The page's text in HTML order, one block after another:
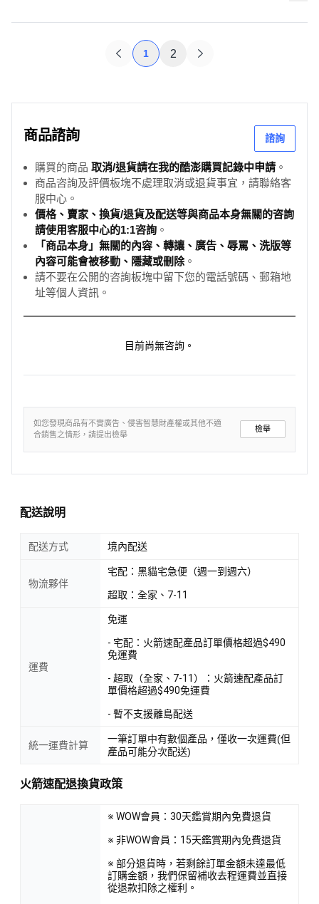
1 2
商品諮詢 諮詢
購買的商品 取消/退貨請在我的酷澎購買記錄中申請 。
商品咨詢及評價板塊不處理取消或退貨事宜，請聯絡客
服中心。
價格、賣家、換貨/退貨及配送等與商品本身無關的咨詢
請使用客服中心的1:1咨詢 。
「商品本身」無關的內容、轉讓、廣告、辱罵、洗版等
內容可能會被移動、隱藏或刪除。
請不要在公開的咨詢板塊中留下您的電話號碼、郵箱地
址等個人資訊。
目前尚無咨詢。
如您發現商品有不實廣告、侵害智慧財產權或其他不適
合銷售之情形，請提出檢舉
檢舉
配送說明
配送方式 境內配送
物流夥伴
宅配：黑貓宅急便（週一到週六）
超取：全家、7-11
運費
免運
- 宅配：火箭速配產品訂單價格超過$490
免運費
- 超取（全家、7-11）：火箭速配產品訂
單價格超過$490免運費
- 暫不支援離島配送
統一運費計算
一筆訂單中有數個產品，僅收一次運費(但
產品可能分次配送)
火箭速配退換貨政策
※ WOW會員：30天鑑賞期內免費退貨
※ 非WOW會員：15天鑑賞期內免費退貨
※ 部分退貨時，若剩餘訂單金額未達最低
訂購金額，我們保留補收去程運費並直接
從退款扣除之權利。